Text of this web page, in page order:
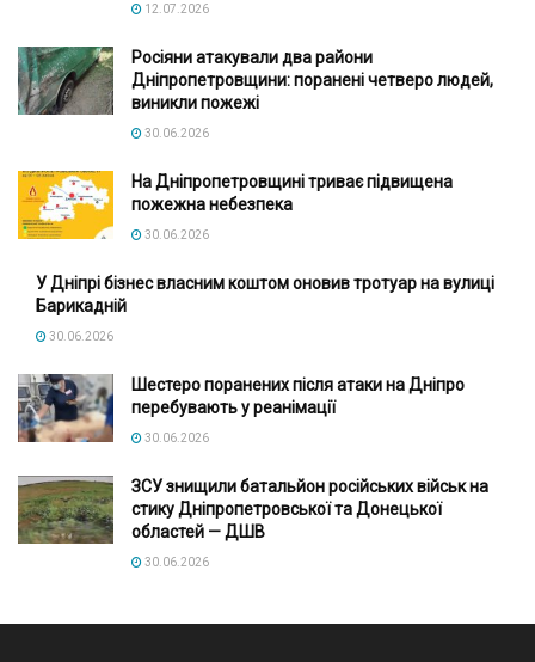
12.07.2026
Росіяни атакували два райони
Дніпропетровщини: поранені четверо людей,
виникли пожежі
30.06.2026
На Дніпропетровщині триває підвищена
пожежна небезпека
30.06.2026
У Дніпрі бізнес власним коштом оновив тротуар на вулиці
Барикадній
30.06.2026
Шестеро поранених після атаки на Дніпро
перебувають у реанімації
30.06.2026
ЗСУ знищили батальйон російських військ на
стику Дніпропетровської та Донецької
областей — ДШВ
30.06.2026